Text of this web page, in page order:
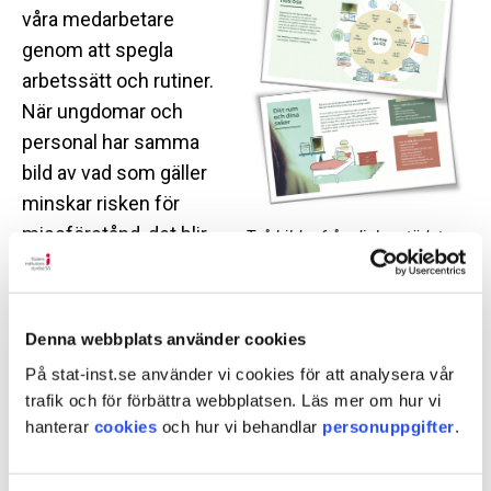
Denna webbplats använder cookies
På stat-inst.se använder vi cookies för att analysera vår
trafik och för förbättra webbplatsen. Läs mer om hur vi
hanterar cookies och hur vi behandlar personuppgifter.
Två bilder från dialogstödet.
våra medarbetare
genom att spegla
arbetssätt och rutiner.
När ungdomar och
personal har samma
bild av vad som gäller
minskar risken för
missförstånd, det blir
lättare att göra rätt och
bygga tillit.
Version även för socialtjänsten
Under våren kommer vi att implementera
dialogstödet brett till alla SiS-hem. Vi tar också fram